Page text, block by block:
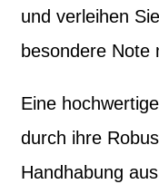
und verleihen
besondere
Eine
durch ihre
Handhabung